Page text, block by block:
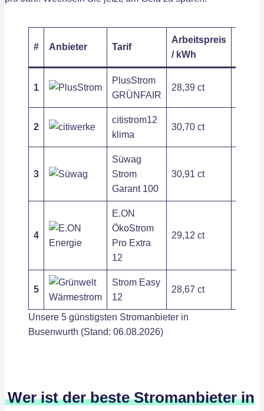
# Anbieter Tarif
Arbeitspreis
/ kWh
1
PlusStrom
GRÜNFAIR
28,39 ct
2
citistrom12
klima
30,70 ct
3
Süwag
Strom
Garant 100
30,91 ct
4
E.ON
ÖkoStrom
Pro Extra
12
29,12 ct
5
Strom Easy
12
28,67 ct
Unsere 5 günstigsten Stromanbieter in
Busenwurth (Stand: 06.08.2026)
Wer ist der beste Stromanbieter in